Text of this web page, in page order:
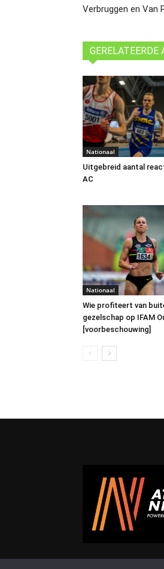
Verbruggen en Van
GERELATEERDE
Nationaal
Uitgebreid aantal
AC
Nationaal
Wie profiteert van
gezelschap op IFAM
[voorbeschouwing]